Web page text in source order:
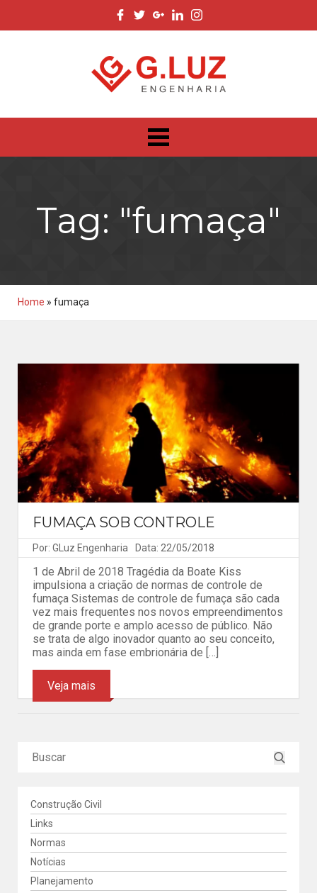
Tag: "fumaça"
Home » fumaça
FUMAÇA SOB CONTROLE
Por: GLuz Engenharia Data: 22/05/2018
1 de Abril de 2018 Tragédia da Boate Kiss
impulsiona a criação de normas de controle de
fumaça Sistemas de controle de fumaça são cada
vez mais frequentes nos novos empreendimentos
de grande porte e amplo acesso de público. Não
se trata de algo inovador quanto ao seu conceito,
mas ainda em fase embrionária de […]
Veja mais
Construção Civil
Links
Normas
Notícias
Planejamento